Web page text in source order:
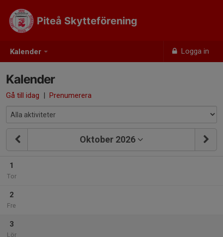
Kalender Logga in
Piteå Skytteförening
Kalender
Gå till idag | Prenumerera
Oktober 2026
1
Tor
2
Fre
3
Lör